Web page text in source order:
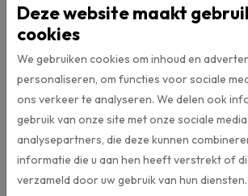
Onderhoud van tapijt
In geval van tapijt is het belangrijk uw tapijt
Zo verwijdert u stof en vuil uit de
van het tapijt weer mooi rechtop te staan. In
vlekken of periodieke reiniging bieden wij in
reiniger van Co-Pro, speciaal voor tapijt en
Tapijt in eigen ruimte
Deze website maakt
cookies
We gebruiken cookies om inhoud en
personaliseren, om functies voor sociale
ons verkeer te analyseren. We delen ook
gebruik van onze site met onze sociale
analysepartners, die deze kunnen
informatie die u aan hen heeft verstrekt of
verzameld door uw gebruik van hun diensten.